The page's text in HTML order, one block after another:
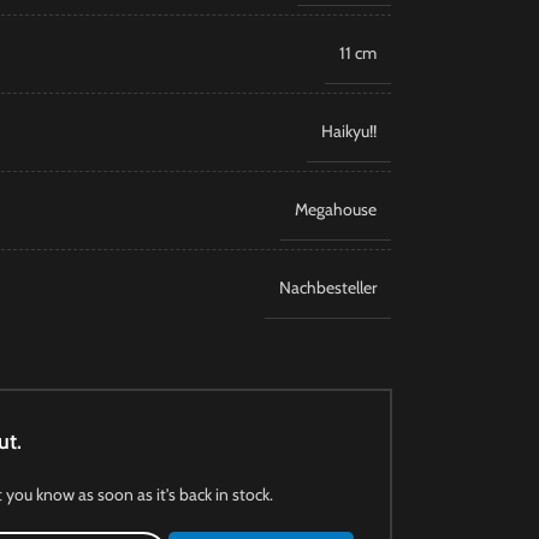
11 cm
Haikyu!!
Megahouse
Nachbesteller
know as soon as it's back in stock.